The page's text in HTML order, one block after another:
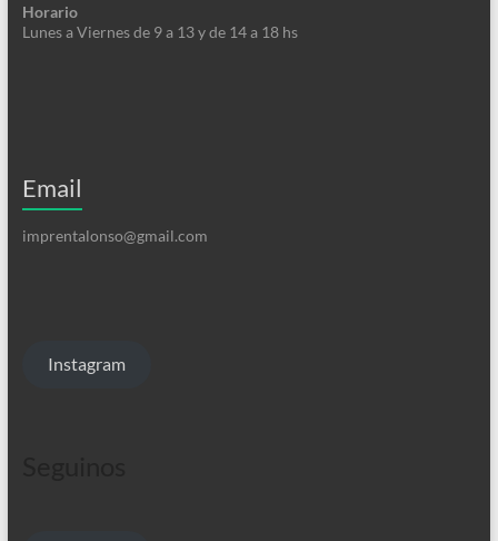
Horario
Lunes a Viernes de 9 a 13 y de 14 a 18 hs
Email
imprentalonso@gmail.com
Instagram